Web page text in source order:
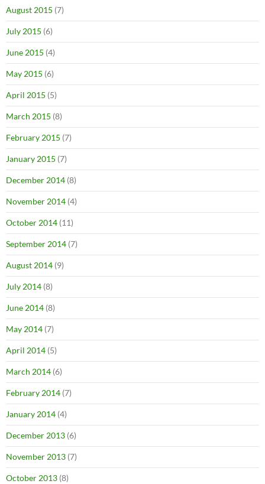
August 2015 (7)
July 2015 (6)
June 2015 (4)
May 2015 (6)
April 2015 (5)
March 2015 (8)
February 2015 (7)
January 2015 (7)
December 2014 (8)
November 2014 (4)
October 2014 (11)
September 2014 (7)
August 2014 (9)
July 2014 (8)
June 2014 (8)
May 2014 (7)
April 2014 (5)
March 2014 (6)
February 2014 (7)
January 2014 (4)
December 2013 (6)
November 2013 (7)
October 2013 (8)